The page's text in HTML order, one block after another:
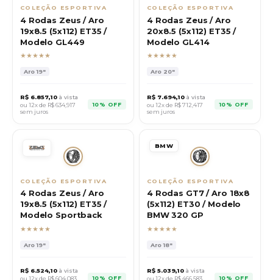
COLEÇÃO ESPORTIVA
4 Rodas Zeus / Aro
19x8.5 (5x112) ET35 /
Modelo GL449
★★★★★
Aro19"
R$ 6.857,10 à vista
ou 12x de R$634,917
sem juros
10% OFF
COLEÇÃO ESPORTIVA
4 Rodas Zeus / Aro
20x8.5 (5x112) ET35 /
Modelo GL414
★★★★★
Aro 20"
R$ 7.694,10 à vista
ou 12x de R$712,417
sem juros
10% OFF
COLEÇÃO ESPORTIVA
4 Rodas Zeus / Aro
19x8.5 (5x112) ET35 /
Modelo Sportback
★★★★★
Aro19"
R$ 6.524,10 à vista
ou 12x de R$604,083
10% OFF
BMW
COLEÇÃO ESPORTIVA
4 Rodas GT7 / Aro 18x8
(5x112) ET30 / Modelo
BMW 320 GP
★★★★★
Aro18"
R$ 5.039,10 à vista
ou 12x de R$466,583
10% OFF